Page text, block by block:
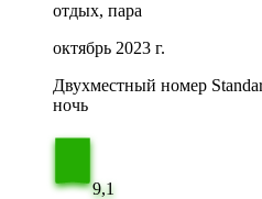
отдых, пара
октябрь 2023 г.
Двухместный номер
ночь
9,1